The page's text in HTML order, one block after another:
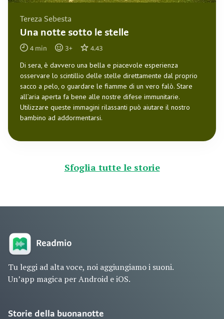
Tereza Sebesta
Una notte sotto le stelle
4min 3+ 4.43
Di sera, è davvero una bella e piacevole esperienza
osservare lo scintillio delle stelle direttamente dal proprio
sacco a pelo, o guardare le fiamme di un vero falò. Stare
all’aria aperta fa bene alle nostre difese immunitarie.
Utilizzare queste immagini rilassanti può aiutare il nostro
bambino ad addormentarsi.
Sfoglia tutte le storie
Tu leggi ad alta voce, noi aggiungiamo i suoni.
Un’app magica per Android e iOS.
Storie della buonanotte